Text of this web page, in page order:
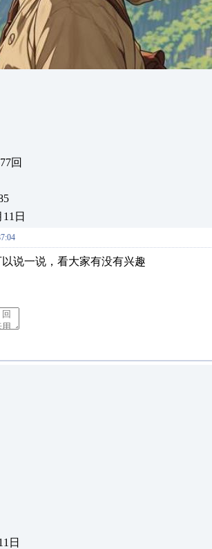
回
日
说一说，看大家有没有兴趣
日